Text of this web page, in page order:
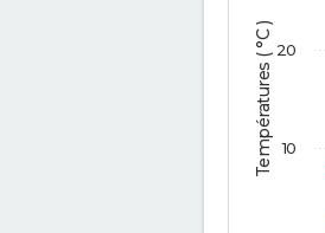
Températures ( °C ) 10
20